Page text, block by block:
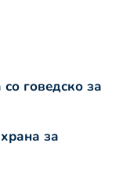
говедско за
за